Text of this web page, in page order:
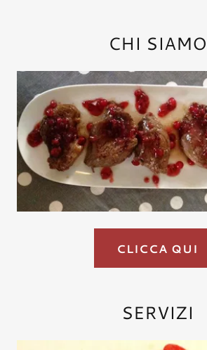
CHI SIAMO
CLICCA QUI
SERVIZI